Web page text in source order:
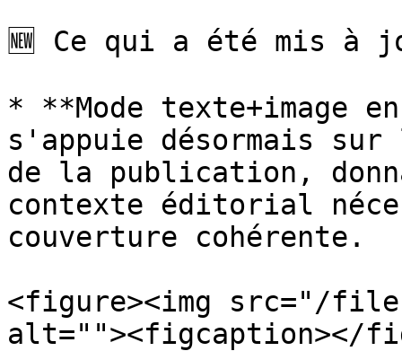
🆕 Ce qui a été mis à
* **Mode texte+image
s'appuie désormais
de la publication,
contexte éditorial
couverture cohérente.
<figure><img src="/files/
alt=""><figcaption></